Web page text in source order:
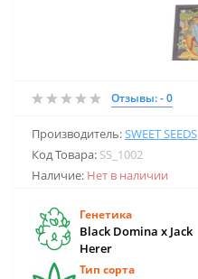
Отзывы: - 0
Производитель:SWEET SEEDS
Код Товара: SS_1002
Наличие: Нет в наличии
Генетика
Black Domina x Jack
Herer
Тип сорта